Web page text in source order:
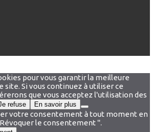
pour vous garantir la meilleure
site. Si vous continuez à utiliser ce
que vous acceptez l'utilisation des
refuse En savoir plus
votre consentement à tout moment en
le consentement ".